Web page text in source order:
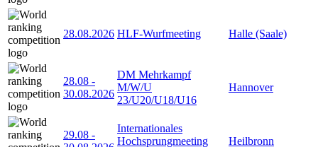
28.08.2026 HLF-Wurfmeeting Halle (Saale)
28.08 -
30.08.2026
DM Mehrkampf
M/W/U
23/U20/U18/U16
Hannover
29.08 -
Internationales
Hochsprungmeeting
Heilbronn